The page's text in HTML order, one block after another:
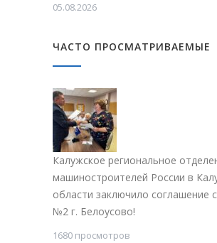
05.08.2026
ЧАСТО ПРОСМАТРИВАЕМЫЕ
Калужское региональное
машиностроителей России в
области заключило соглашение
№2 г. Белоусово!
1680 просмотров